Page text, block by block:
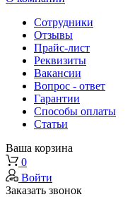
Сотрудники
Отзывы
Прайс-лист
Реквизиты
Вакансии
Вопрос - ответ
Гарантии
Способы оплаты
Статьи
Ваша корзина
0
Войти
Заказать звонок